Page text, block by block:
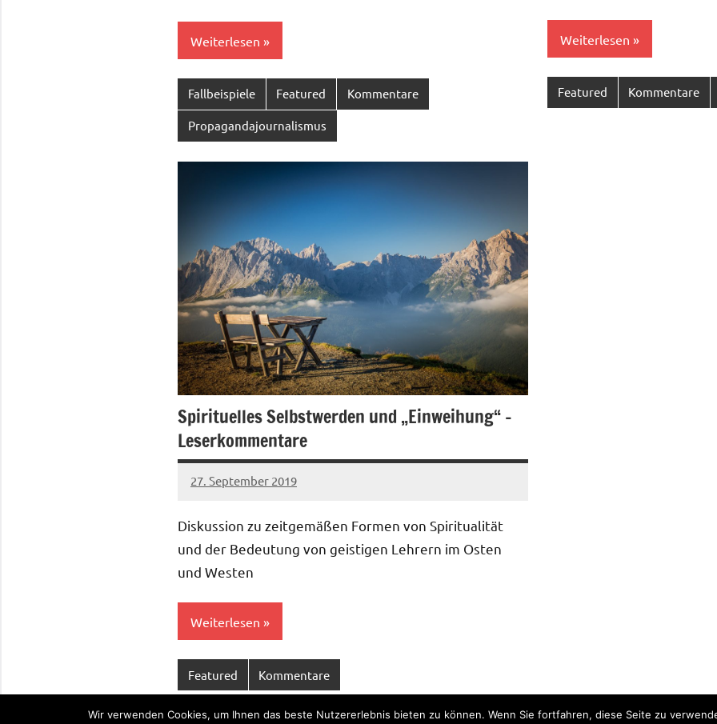
Weiterlesen
Fallbeispiele Featured Kommentare
Propagandajournalismus
Weiterlesen
Featured Kommentare
Spirituelles Selbstwerden und „Einweihung“ –
Leserkommentare
27. September 2019
admin
8
Diskussion zu zeitgemäßen Formen von Spiritualität
und der Bedeutung von geistigen Lehrern im Osten
und Westen
Weiterlesen
Featured Kommentare
Wir verwenden Cookies, um Ihnen das beste Nutzererlebnis bieten zu können. Wenn Sie fortfahren, diese Seite zu